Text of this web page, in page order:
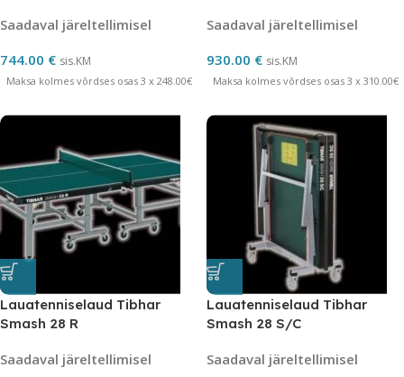
Saadaval järeltellimisel
744.00 € sis.KM
Maksa kolmes võrdses osas 3 x 248.00€
Saadaval järeltellimisel
930.00 € sis.KM
Maksa kolmes võrdses osas 3 x 310.00€
Lauatenniselaud Tibhar
Smash 28 R
Saadaval järeltellimisel
Lauatenniselaud Tibhar
Smash 28 S/C
Saadaval järeltellimisel